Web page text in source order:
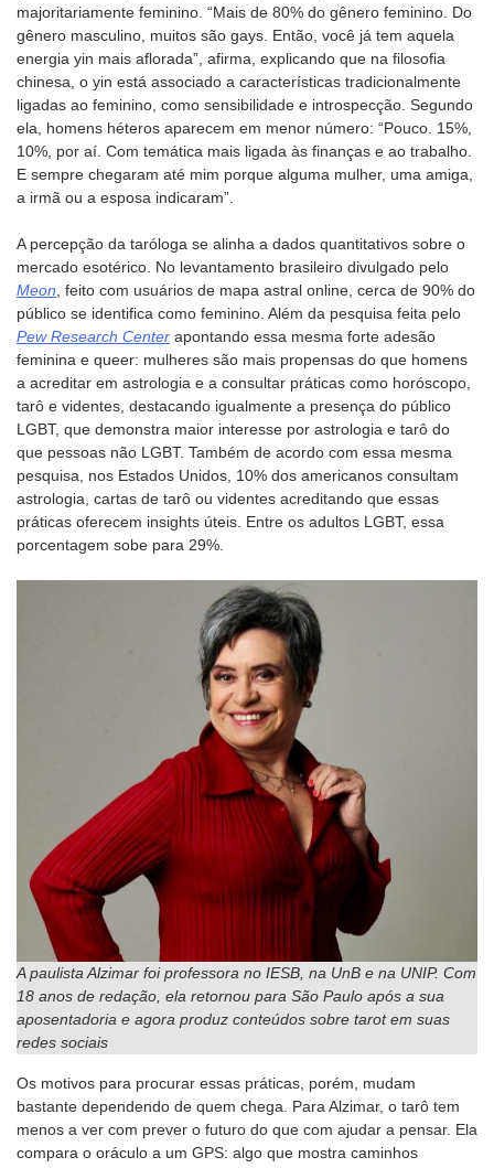
majoritariamente feminino. “Mais de 80% do gênero feminino. Do
gênero masculino, muitos são gays. Então, você já tem aquela
energia yin mais aflorada”, afirma, explicando que na filosofia
chinesa, o yin está associado a características tradicionalmente
ligadas ao feminino, como sensibilidade e introspecção. Segundo
ela, homens héteros aparecem em menor número: “Pouco. 15%,
10%, por aí. Com temática mais ligada às finanças e ao trabalho.
E sempre chegaram até mim porque alguma mulher, uma amiga,
a irmã ou a esposa indicaram”.
A percepção da taróloga se alinha a dados quantitativos sobre o
mercado esotérico. No levantamento brasileiro divulgado pelo
Meon , feito com usuários de mapa astral online, cerca de 90% do
público se identifica como feminino. Além da pesquisa feita pelo
Pew Research Center apontando essa mesma forte adesão
feminina e queer: mulheres são mais propensas do que homens
a acreditar em astrologia e a consultar práticas como horóscopo,
tarô e videntes, destacando igualmente a presença do público
LGBT, que demonstra maior interesse por astrologia e tarô do
que pessoas não LGBT. Também de acordo com essa mesma
pesquisa, nos Estados Unidos, 10% dos americanos consultam
astrologia, cartas de tarô ou videntes acreditando que essas
práticas oferecem insights úteis. Entre os adultos LGBT, essa
porcentagem sobe para 29%.
A paulista Alzimar foi professora no IESB, na UnB e na UNIP. Com
18 anos de redação, ela retornou para São Paulo após a sua
aposentadoria e agora produz conteúdos sobre tarot em suas
redes sociais
Os motivos para procurar essas práticas, porém, mudam
bastante dependendo de quem chega. Para Alzimar, o tarô tem
menos a ver com prever o futuro do que com ajudar a pensar. Ela
compara o oráculo a um GPS: algo que mostra caminhos